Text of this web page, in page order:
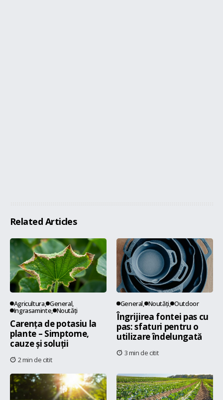
Related Articles
Agricultura General
Ingrasaminte Noutăți
Carența de potasiu la
plante – Simptome,
cauze și soluții
2 min de citit
General Noutăți Outdoor
Îngrijirea fontei pas cu
pas: sfaturi pentru o
utilizare îndelungată
3 min de citit